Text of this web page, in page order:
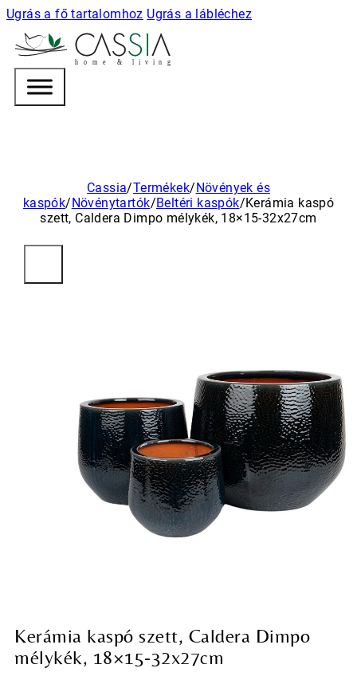
Ugrás a fő tartalomhoz Ugrás a lábléchez
h o m e & l i v i n g
Cassia/Termékek/Növények és
kaspók/Növénytartók/Beltéri kaspók/Kerámia kaspó
szett, Caldera Dimpo mélykék, 18×15-32x27cm
Kerámia kaspó szett, Caldera Dimpo
mélykék, 18×15-32x27cm